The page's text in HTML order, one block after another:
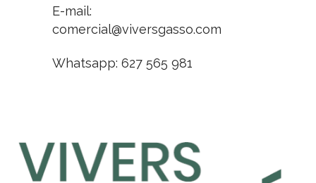
E-mail:
comercial@viversgasso.com
Whatsapp: 627 565 981